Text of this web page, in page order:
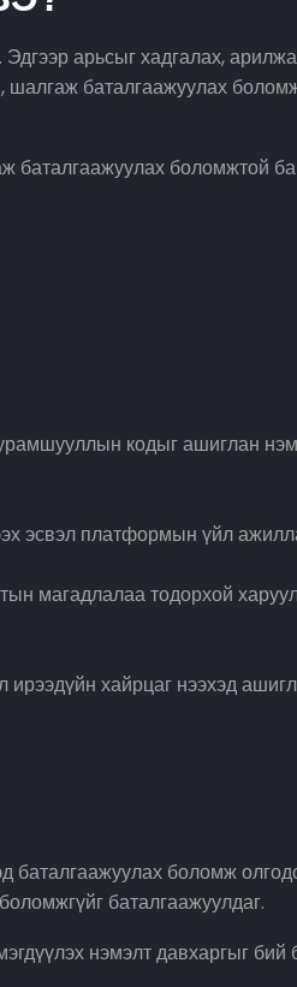
арьсыг хадгалах,
баталгаажуулах
боломжтой
кодыг ашиглан
эсвэл платформын үйл
магадлалаа тодорхой
ирээдүйн хайрцаг нээхэд
баталгаажуулах боломж
баталгаажуулдаг.
нэмэлт давхаргыг бий